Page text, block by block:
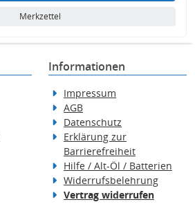
Merkzettel
Informationen
Impressum
AGB
Datenschutz
Erklärung zur
Barrierefreiheit
Hilfe / Alt-Öl / Batterien
Widerrufsbelehrung
Vertrag widerrufen